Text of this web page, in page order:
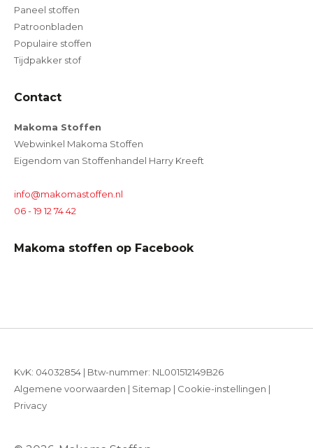
Paneel stoffen
Patroonbladen
Populaire stoffen
Tijdpakker stof
Contact
Makoma Stoffen
Webwinkel Makoma Stoffen
Eigendom van Stoffenhandel Harry Kreeft
info@makomastoffen.nl
06 - 19 12 74 42
Makoma stoffen op Facebook
KvK: 04032854 | Btw-nummer: NL001512149B26
Algemene voorwaarden | Sitemap | Cookie-instellingen |
Privacy